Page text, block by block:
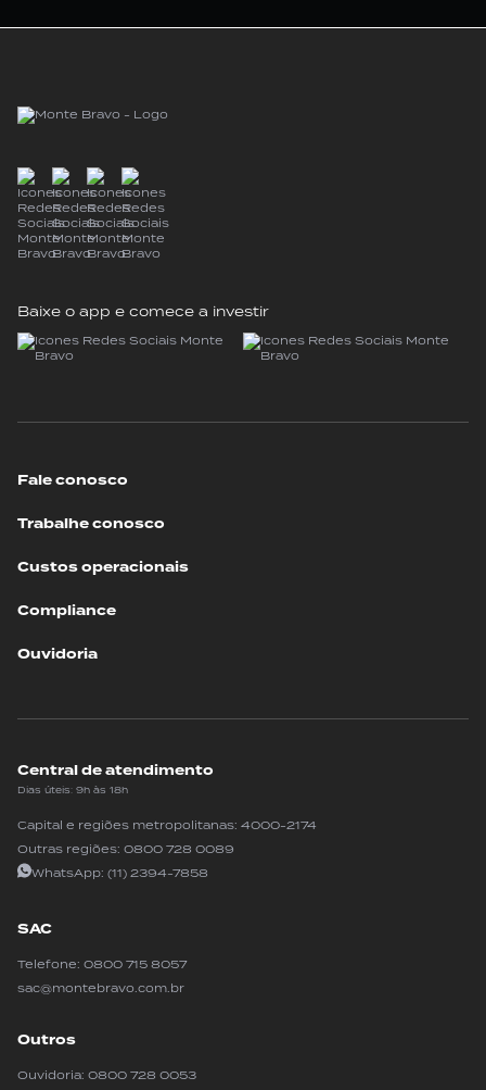
Baixe o app e comece a investir
Fale conosco
Trabalhe conosco
Custos operacionais
Compliance
Ouvidoria
Central de atendimento
Dias úteis: 9h às 18h
Capital e regiões metropolitanas: 4000-2174
Outras regiões: 0800 728 0089
WhatsApp: (11) 2394-7858
SAC
Telefone: 0800 715 8057
sac@montebravo.com.br
Outros
Ouvidoria: 0800 728 0053